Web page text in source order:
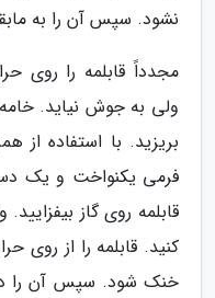
نشود. سپس آن را به
مجدداً قابلمه را روی
ولی به جوش نیاید.
بریزید. با استفاده از
فرمی یکنواخت و یک
قابلمه روی گاز
کنید. قابلمه را از روی
خنک شود. سپس آن را